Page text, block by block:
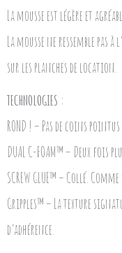
La mousse est légère et
La mousse ne ressemble pas
sur les planches de location.
TECHNOLOGIES :
ROND ! – Pas de coins
DUAL C-FOAM™ – Deux fois
SCREW GLUE™ – Collé.
Gripples™ – La texture
d’adhérence.